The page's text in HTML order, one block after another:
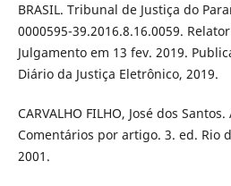
BRASIL. Tribunal de Justiça do
0000595-39.2016.8.16.0059.
Julgamento em 13 fev. 2019.
Diário da Justiça Eletrônico, 2019.
CARVALHO FILHO, José dos
Comentários por artigo. 3. ed. Rio
2001.